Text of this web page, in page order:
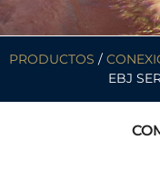
PRODUCTOS /
EBJ